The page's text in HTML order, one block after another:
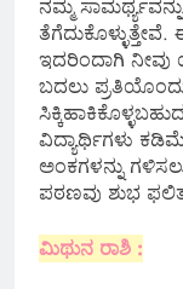
ನಮ್ಮ
ಇದರಿಂದಾಗಿ ನೀವು
ಬದಲು
ವಿದ್ಯಾರ್ಥಿಗಳು
ಅಂಕಗಳನ್ನು
ಪಠಣವು ಶುಭ
ಮಿಥುನ ರಾಶಿ :